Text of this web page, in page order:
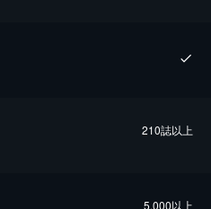
210誌以上
5,000以上